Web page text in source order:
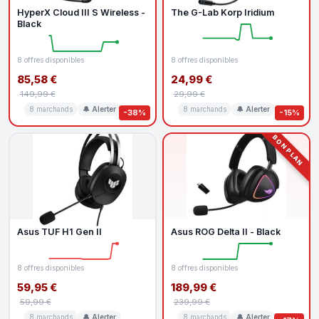
-38%
HyperX Cloud III S Wireless -
Black
8 offres disponibles
85,58 €
149,99 €
8 marchands 🔔 Alerter -15%
The G-Lab Korp Iridium
8 offres disponibles
24,99 €
29,99 €
8 marchands 🔔 Alerter
Asus TUF H1 Gen II
8 offres disponibles
59,95 €
59,99 €
8 marchands 🔔 Alerter
BON PLAN
Asus ROG Delta II - Black
8 offres disponibles
189,99 €
239,99 €
8 marchands 🔔 Alerter